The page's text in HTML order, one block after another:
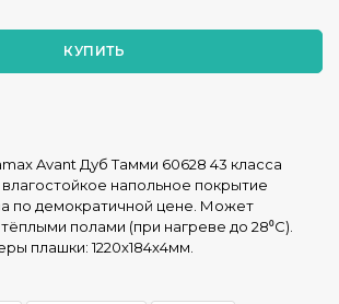
КУПИТЬ
Avant Дуб Тамми 60628 43 класса
напольное покрытие
по демократичной цене. Может
полами (при нагреве до 28⁰С).
плашки: 1220x184x4мм.